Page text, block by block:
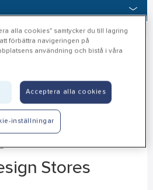
Stores
alla cookies" samtycker du till lagring
förbättra navigeringen på
användning och bistå i våra
Acceptera alla cookies
inställningar